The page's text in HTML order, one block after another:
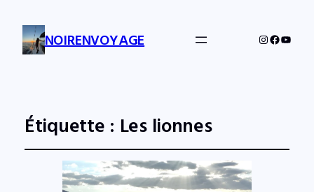
NOIRENVOYAGE Instagram
Étiquette : Les lionnes